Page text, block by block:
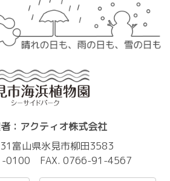
：アクティオ株式会社
富山県氷見市柳田3583
0100 FAX. 0766-91-4567